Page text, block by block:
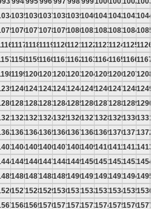
103510361037103810391040104110421043
107610771078107910801081108210831084
111711181119112011211122112311241125
115811591160116111621163116411651166
119912001201120212031204120512061207
124012411242124312441245124612471248
128112821283128412851286128712881289
132213231324132513261327132813291330
136313641365136613671368136913701371
140414051406140714081409141014111412
144514461447144814491450145114521453
148614871488148914901491149214931494
152715281529153015311532153315341535
156815691570157115721573157415751576